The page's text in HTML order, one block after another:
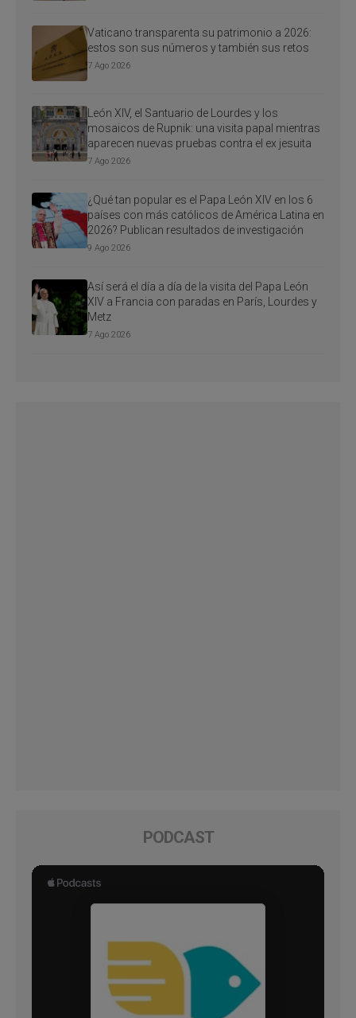
Vaticano transparenta su patrimonio a 2026:
estos son sus números y también sus retos
7 Ago 2026
León XIV, el Santuario de Lourdes y los
mosaicos de Rupnik: una visita papal mientras
aparecen nuevas pruebas contra el ex jesuita
7 Ago 2026
¿Qué tan popular es el Papa León XIV en los 6
países con más católicos de América Latina en
2026? Publican resultados de investigación
9 Ago 2026
Así será el día a día de la visita del Papa León
XIV a Francia con paradas en París, Lourdes y
Metz
7 Ago 2026
PODCAST